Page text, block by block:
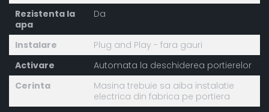
Rezistenta la
apa
Da
Instalare
Plug and Play - fara gauri
Activare
Automata la deschiderea portierelor
Cerinta
Masina trebuie sa aiba instalatie
electrica din fabrica pe portiera